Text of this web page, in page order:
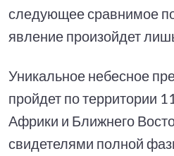
следующее сравнимое
явление произойдет
Уникальное небесное
пройдет по территории
Африки и Ближнего
свидетелями полной